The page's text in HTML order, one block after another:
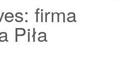
firma
Piła